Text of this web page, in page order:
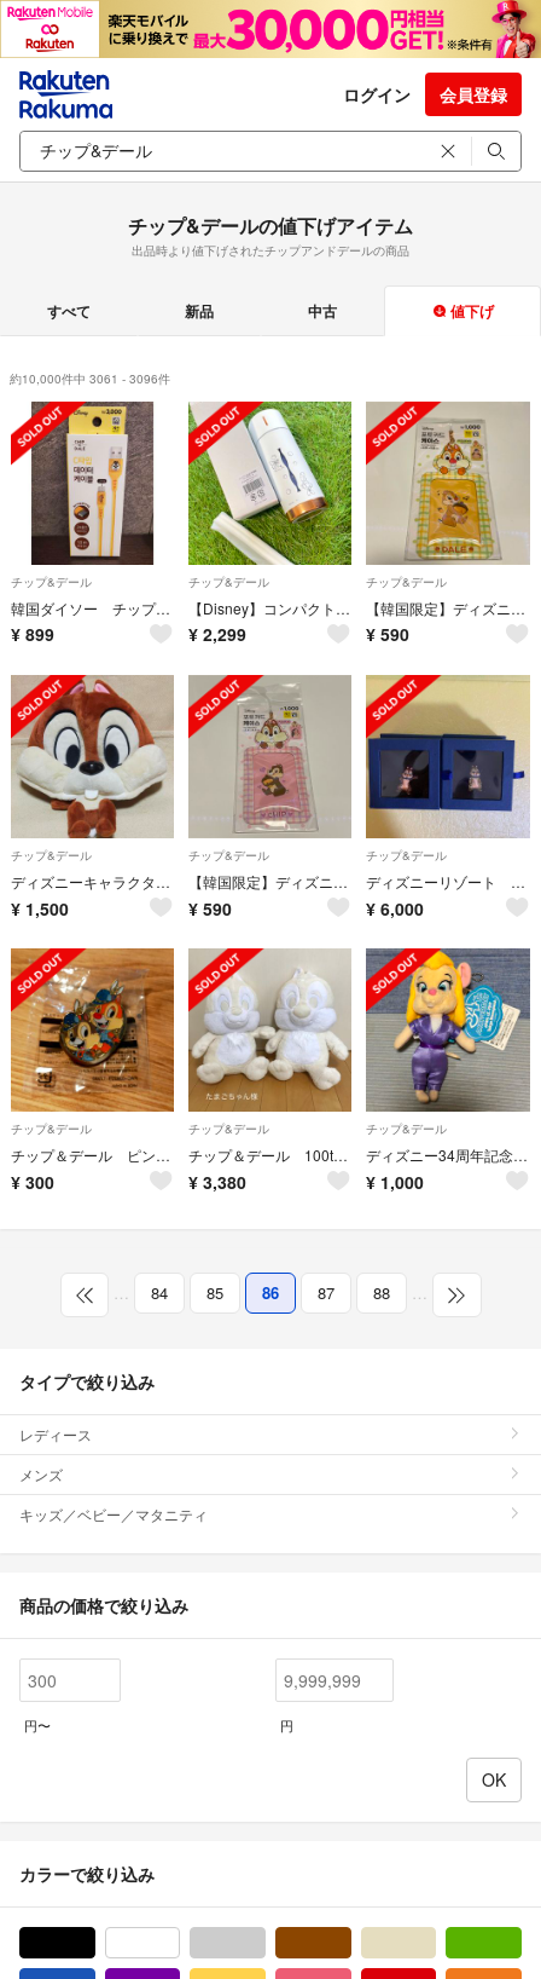
ログイン 会員登録
チップ&デールの値下げアイテム
出品時より値下げされたチップアンドデールの商品
すべて 新品 中古 値下げ
約10,000件中 3061 - 3096件
チップ&デール
韓国ダイソー チップとデール 充電ケーブル
¥ 899
チップ&デール
【Disney】コンパクト 卓上加湿器 チップ＆デール
¥ 2,299
チップ&デール
【韓国限定】ディズニー デール トレカケース
¥ 590
チップ&デール
ディズニーキャラクターの帽子
¥ 1,500
チップ&デール
【韓国限定】ディズニー チップ トレカケース
¥ 590
チップ&デール
ディズニーリゾート チップ&デール
¥ 6,000
チップ&デール
チップ＆デール ピンバッジ
¥ 300
チップ&デール
チップ＆デール 100thプラチナホワイト超BIGぬいぐるみ
¥ 3,380
チップ&デール
ディズニー34周年記念❣️ガジェットぬいぐるみバッジ
¥ 1,000
… 84 85 86 87 88 …
タイプで絞り込み
レディース
メンズ
キッズ／ベビー／マタニティ
商品の価格で絞り込み
円〜 円
カラーで絞り込み